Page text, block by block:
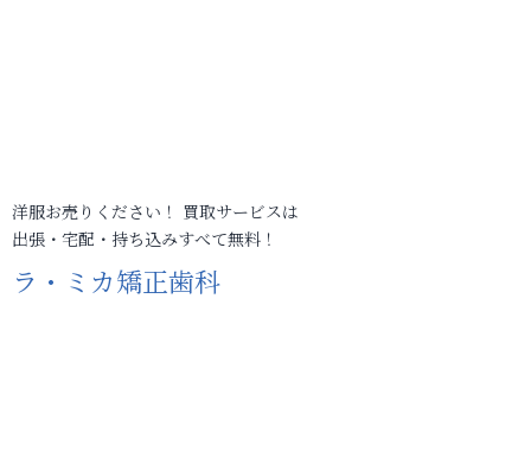
洋服お売りください！ 買取サービスは
出張・宅配・持ち込みすべて無料！
ラ・ミカ矯正歯科